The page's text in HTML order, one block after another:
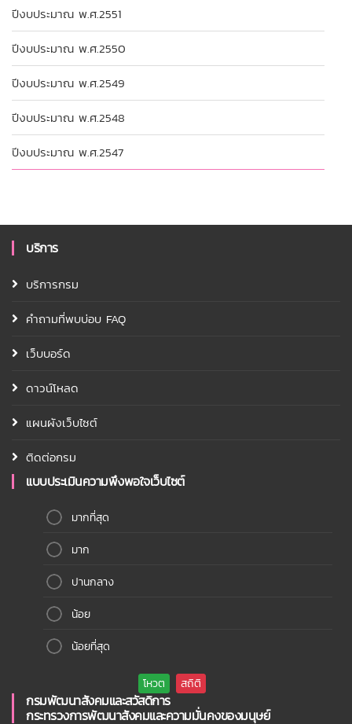
ปีงบประมาณ พ.ศ.2551
ปีงบประมาณ พ.ศ.2550
ปีงบประมาณ พ.ศ.2549
ปีงบประมาณ พ.ศ.2548
ปีงบประมาณ พ.ศ.2547
บริการ
บริการกรม
คำถามที่พบบ่อบ FAQ
เว็บบอร์ด
ดาวน์โหลด
แผนผังเว็บไซต์
ติดต่อกรม
แบบประเมินความพึงพอใจเว็บไซต์
มากที่สุด
มาก
ปานกลาง
น้อย
น้อยที่สุด
กรมพัฒนาสังคมและสวัสดิการ
กระทรวงการพัฒนาสังคมและความมั่นคงของมนุษย์